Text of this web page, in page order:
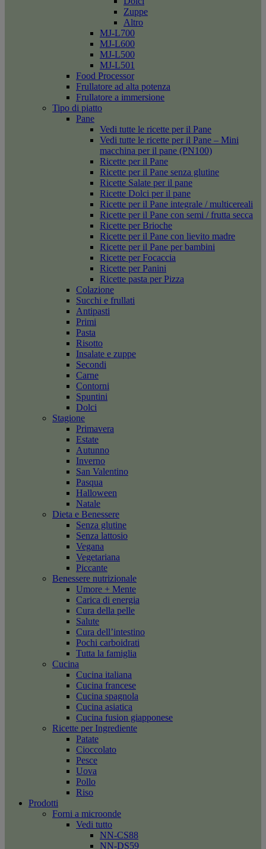
Zuppe
Altro
MJ-L700
MJ-L600
MJ-L500
MJ-L501
Food Processor
Frullatore ad alta potenza
Frullatore a immersione
Tipo di piatto
Pane
Vedi tutte le ricette per il Pane
Vedi tutte le ricette per il Pane – Mini
macchina per il pane (PN100)
Ricette per il Pane
Ricette per il Pane senza glutine
Ricette Salate per il pane
Ricette Dolci per il pane
Ricette per il Pane integrale / multicereali
Ricette per il Pane con semi / frutta secca
Ricette per Brioche
Ricette per il Pane con lievito madre
Ricette per il Pane per bambini
Ricette per Focaccia
Ricette per Panini
Ricette pasta per Pizza
Colazione
Succhi e frullati
Antipasti
Primi
Pasta
Risotto
Insalate e zuppe
Secondi
Carne
Contorni
Spuntini
Dolci
Stagione
Primavera
Estate
Autunno
Inverno
San Valentino
Pasqua
Halloween
Natale
Dieta e Benessere
Senza glutine
Senza lattosio
Vegana
Vegetariana
Piccante
Benessere nutrizionale
Umore + Mente
Carica di energia
Cura della pelle
Salute
Cura dell’intestino
Pochi carboidrati
Tutta la famiglia
Cucina
Cucina italiana
Cucina francese
Cucina spagnola
Cucina asiatica
Cucina fusion giapponese
Ricette per Ingrediente
Patate
Cioccolato
Pesce
Uova
Pollo
Riso
Prodotti
Forni a microonde
Vedi tutto
NN-CS88
NN-DS59